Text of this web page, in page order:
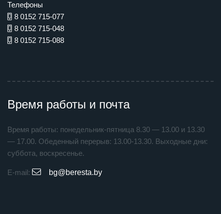
Телефоны
8 0152 715-077
8 0152 715-048
8 0152 715-088
Время работы и почта
Время работы: понедельник-пятница 8.30 — 13.00 и 13.30
— 17.00. Обеденный перерыв: 13.00-13.30. Выходные дни:
суббота, воскресенье.
E-mail: bg@beresta.by